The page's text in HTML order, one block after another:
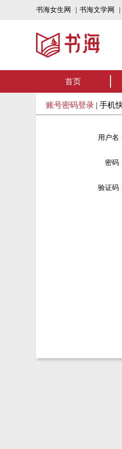
书海女生网 书海文学网
首页
账号密码登录 | 手机
用户名
密码
验证码